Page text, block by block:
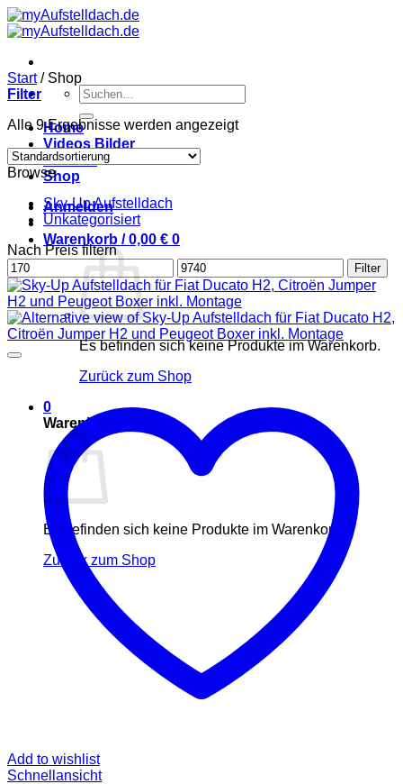
Zum
Inhalt
Suchen
nach:
Home
Videos Bilder
Kontakt
Shop
Anmelden
Warenkorb /0,00 € 0
Es befinden sich keine Produkte im Warenkorb.
Zurück zum Shop
0
Warenkorb
Es befinden sich keine Produkte im Warenkorb.
Zurück zum Shop
Start /Shop
Filter
Alle 9 Ergebnisse werden angezeigt
Browse
Sky-Up Aufstelldach
Unkategorisiert
Nach Preis filtern
Min.
Preis
Max.
Preis
Filter
Add to wishlist
Schnellansicht